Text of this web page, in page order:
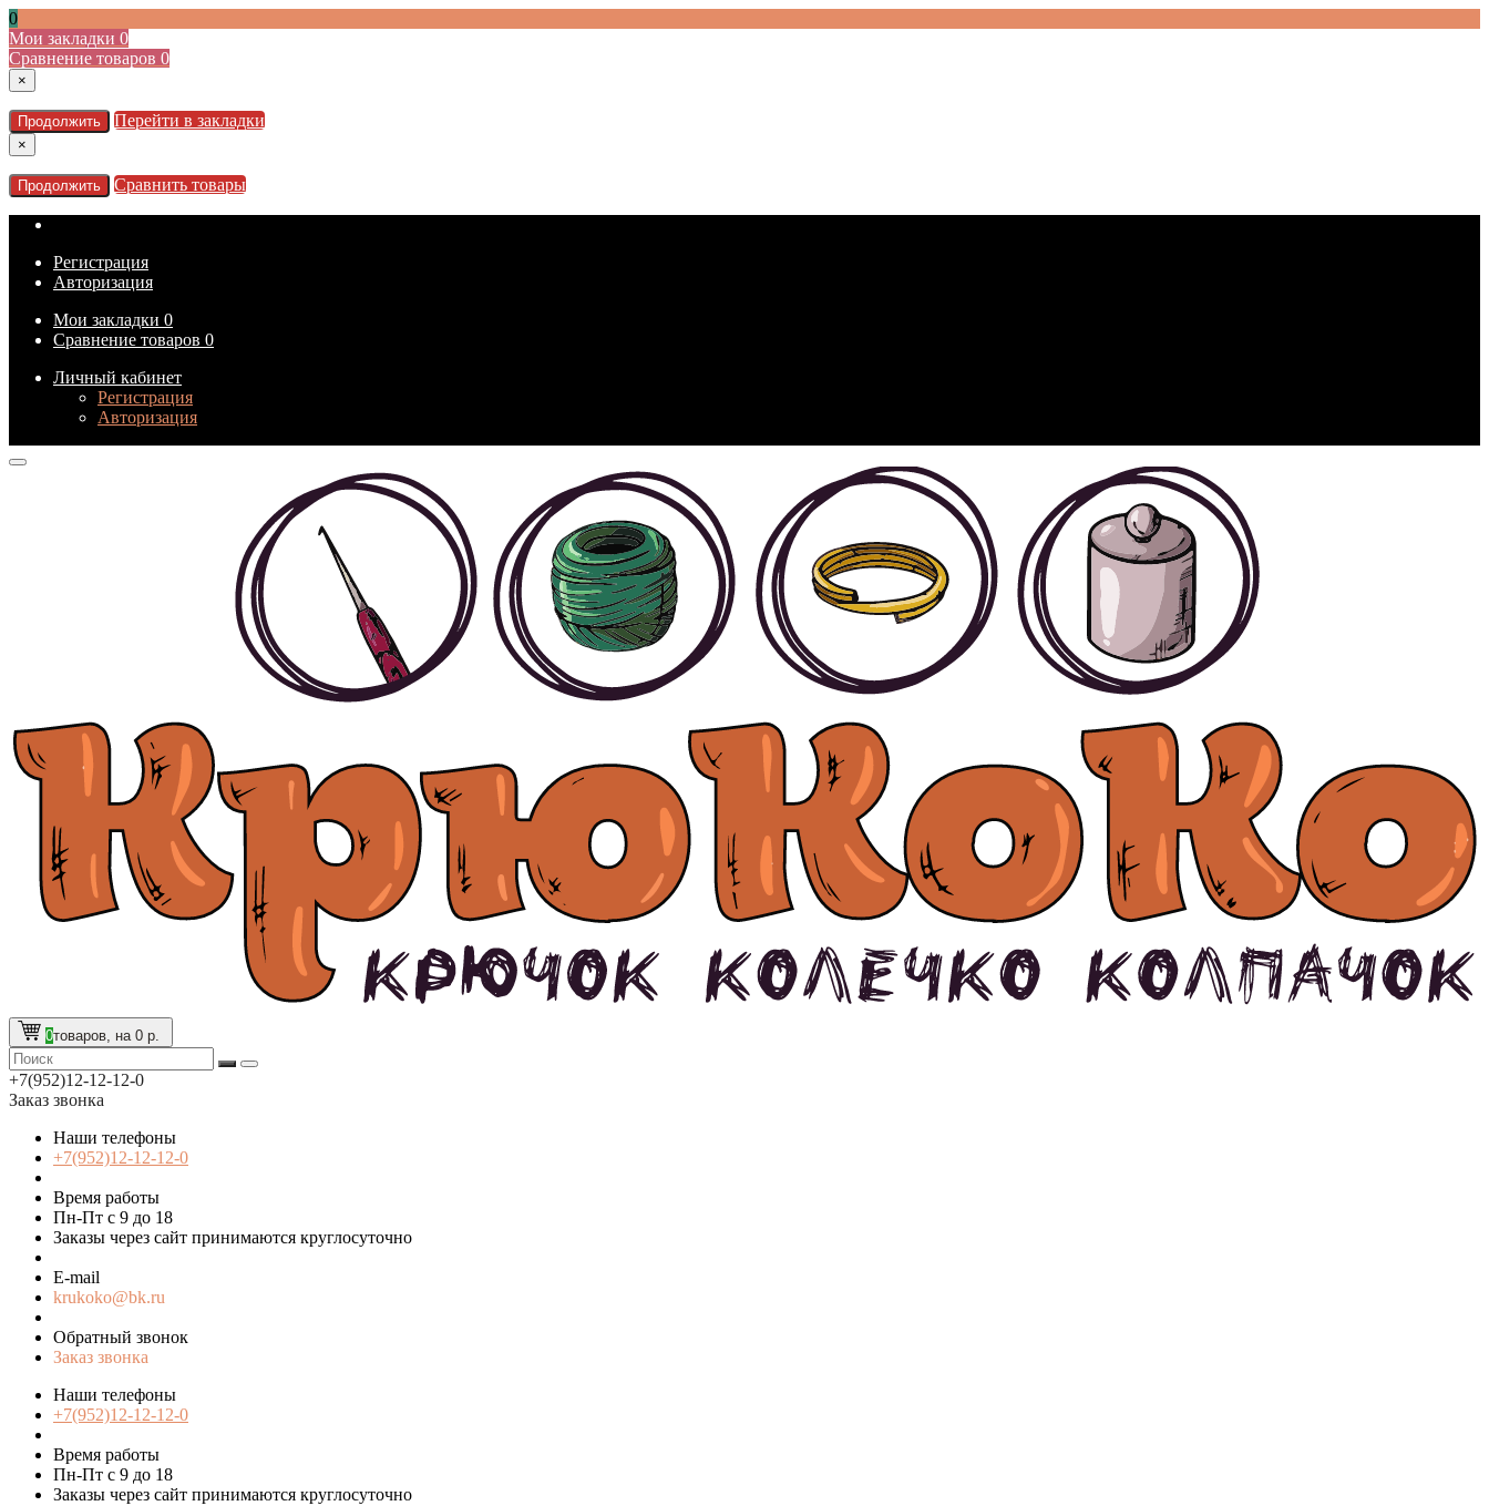
0
Мои закладки 0
Сравнение товаров 0
×
Продолжить Перейти в закладки
×
Продолжить Сравнить товары
Регистрация
Авторизация
Мои закладки 0
Сравнение товаров 0
Личный кабинет
Регистрация
Авторизация
0товаров, на 0 р.
+7(952)12-12-12-0
Заказ звонка
Наши телефоны
+7(952)12-12-12-0
Время работы
Пн-Пт с 9 до 18
Заказы через сайт принимаются круглосуточно
E-mail
krukoko@bk.ru
Обратный звонок
Заказ звонка
Наши телефоны
+7(952)12-12-12-0
Время работы
Пн-Пт с 9 до 18
Заказы через сайт принимаются круглосуточно